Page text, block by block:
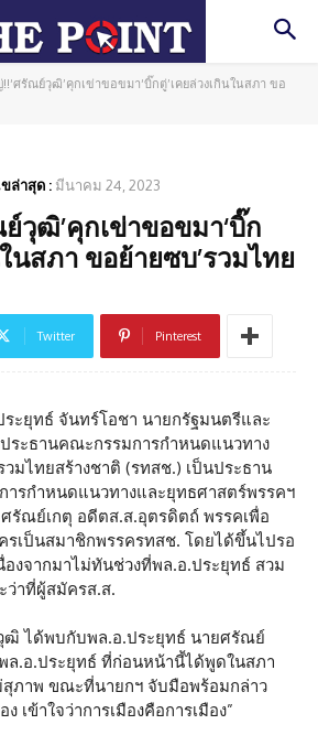
ศรัณย์วุฒิ’คุกเข่าขอขมา‘บิ๊กตู่’เคยล่วงเกินในสภา ขอ
ล่าสุด : มีนาคม 24, 2023
วุฒิ’คุกเข่าขอขมา‘บิ๊ก
นสภา ขอย้ายซบ’รวมไทย
Twitter Pinterest
ะยุทธ์ จันทร์โอชา นายกรัฐมนตรีและ
ระธานคณะกรรมการกำหนดแนวทาง
มไทยสร้างชาติ (รทสช.) เป็นประธาน
รกำหนดแนวทางและยุทธศาสตร์พรรคฯ
ณย์เกตุ อดีตส.ส.อุตรดิตถ์ พรรคเพื่อ
รเป็นสมาชิกพรรครทสช. โดยได้ขึ้นไปรอ
งจากมาไม่ทันช่วงที่พล.อ.ประยุทธ์ สวม
ว่าที่ผู้สมัครส.ส.
ได้พบกับพล.อ.ประยุทธ์ นายศรัณย์
ล.อ.ประยุทธ์ ที่ก่อนหน้านี้ได้พูดในสภา
สุภาพ ขณะที่นายกฯ จับมือพร้อมกล่าว
เข้าใจว่าการเมืองคือการเมือง”